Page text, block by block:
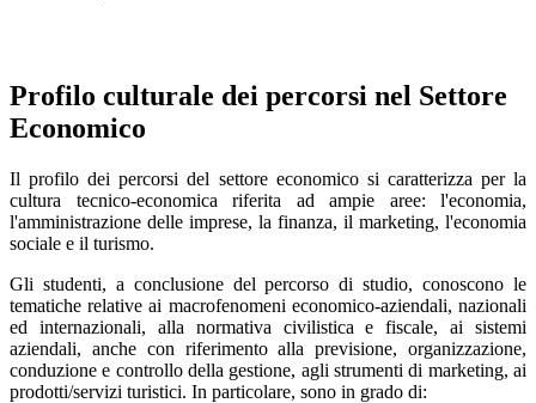
Profilo culturale dei percorsi nel Settore
Economico
Il profilo dei percorsi del settore economico si caratterizza per la
cultura tecnico-economica riferita ad ampie aree: l'economia,
l'amministrazione delle imprese, la finanza, il marketing, l'economia
sociale e il turismo.
Gli studenti, a conclusione del percorso di studio, conoscono le
tematiche relative ai macrofenomeni economico-aziendali, nazionali
ed internazionali, alla normativa civilistica e fiscale, ai sistemi
aziendali, anche con riferimento alla previsione, organizzazione,
conduzione e controllo della gestione, agli strumenti di marketing, ai
prodotti/servizi turistici. In particolare, sono in grado di: